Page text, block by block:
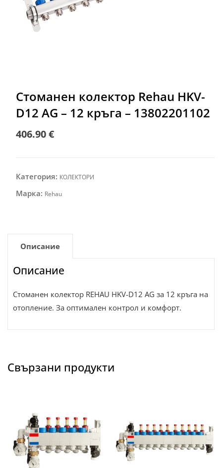
Стоманен колектор Rehau HKV-
D12 AG – 12 кръга – 13802201102
406.90€
Категория: КОЛЕКТОРИ
Марка: Rehau
Описание
Описание
Стоманен колектор REHAU HKV-D12 AG за 12 кръга на
отопление. За оптимален контрол и комфорт.
Свързани продукти